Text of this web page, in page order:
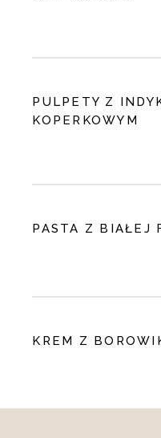
PULPETY Z
KOPERKOWYM
PASTA Z BIAŁEJ
KREM Z